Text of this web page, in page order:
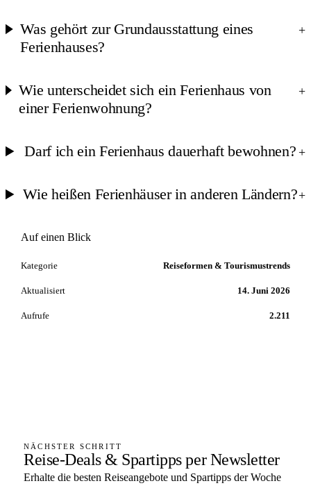
Was gehört zur Grundausstattung eines
Ferienhauses?
+
Wie unterscheidet sich ein Ferienhaus von
einer Ferienwohnung?
+
Darf ich ein Ferienhaus dauerhaft bewohnen? +
Wie heißen Ferienhäuser in anderen Ländern?+
Auf einen Blick
Kategorie Reiseformen & Tourismustrends
Aktualisiert 14. Juni 2026
Aufrufe 2.211
NÄCHSTER SCHRITT
Reise-Deals & Spartipps per Newsletter
Erhalte die besten Reiseangebote und Spartipps der Woche